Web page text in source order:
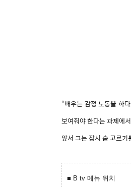
“배우는 감정 노동을 하
보여줘야 한다는 과제에
앞서 그는 잠시 숨 고르
■ B tv 메뉴 위치